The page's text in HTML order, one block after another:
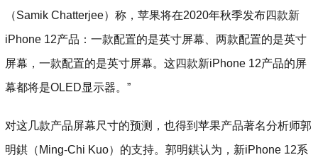
（Samik Chatterjee）称，苹果将在2020年秋季发布四款新
iPhone 12产品：一款配置的是英寸屏幕、两款配置的是英寸
屏幕，一款配置的是英寸屏幕。这四款新iPhone 12产品的屏
幕都将是OLED显示器。”
对这几款产品屏幕尺寸的预测，也得到苹果产品著名分析师郭
明錤（Ming-Chi Kuo）的支持。郭明錤认为，新iPhone 12系